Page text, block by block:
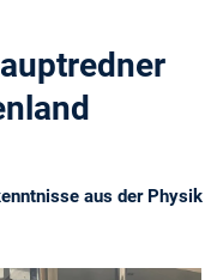
aus der Physik